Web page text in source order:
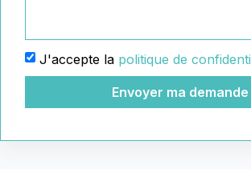
J'accepte la politique de
Envoyer ma demande